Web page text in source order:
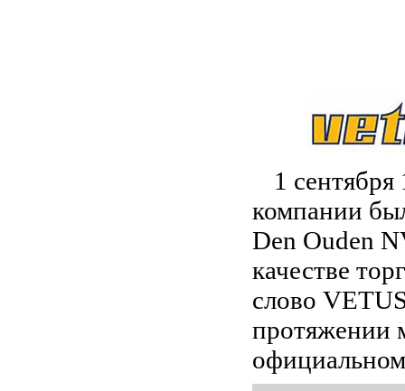
1 сентября
компании
Den Ouden
качестве
слово
протяжении